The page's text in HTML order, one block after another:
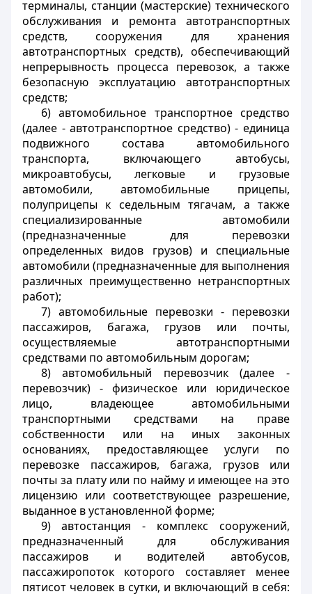
терминалы, станции (мастерские) технического
обслуживания и ремонта автотранспортных
средств, сооружения для хранения
автотранспортных средств), обеспечивающий
непрерывность процесса перевозок, а также
безопасную эксплуатацию автотранспортных
средств;
6) автомобильное транспортное средство
(далее - автотранспортное средство) - единица
подвижного состава автомобильного
транспорта, включающего автобусы,
микроавтобусы, легковые и грузовые
автомобили, автомобильные прицепы,
полуприцепы к седельным тягачам, а также
специализированные автомобили
(предназначенные для перевозки
определенных видов грузов) и специальные
автомобили (предназначенные для выполнения
различных преимущественно нетранспортных
работ);
7) автомобильные перевозки - перевозки
пассажиров, багажа, грузов или почты,
осуществляемые автотранспортными
средствами по автомобильным дорогам;
8) автомобильный перевозчик (далее -
перевозчик) - физическое или юридическое
лицо, владеющее автомобильными
транспортными средствами на праве
собственности или на иных законных
основаниях, предоставляющее услуги по
перевозке пассажиров, багажа, грузов или
почты за плату или по найму и имеющее на это
лицензию или соответствующее разрешение,
выданное в установленной форме;
9) автостанция - комплекс сооружений,
предназначенный для обслуживания
пассажиров и водителей автобусов,
пассажиропоток которого составляет менее
пятисот человек в сутки, и включающий в себя: